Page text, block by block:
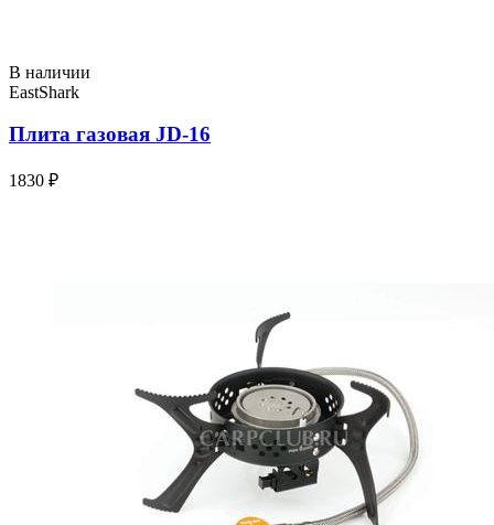
В наличии
EastShark
Плита газовая JD-16
1830 ₽